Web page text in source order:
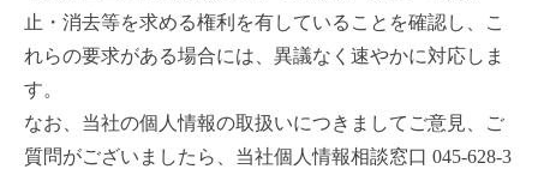
止・消去等を求める権利を有していることを確認し、こ
れらの要求がある場合には、異議なく速やかに対応しま
す。
なお、当社の個人情報の取扱いにつきましてご意見、ご
質問がございましたら、当社個人情報相談窓口 045-628-3